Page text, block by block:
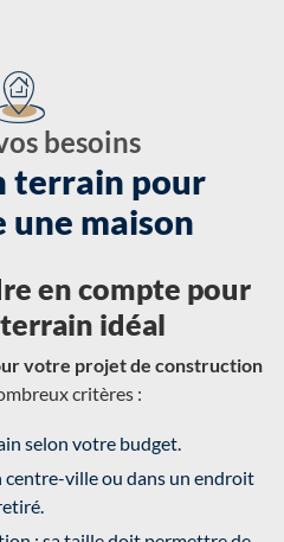
besoins
terrain pour
maison
en compte pour
idéal
votre projet de construction
critères :
selon votre budget.
centre-ville ou dans un endroit